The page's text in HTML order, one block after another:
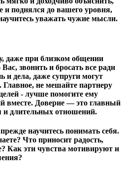
поднялся до вашего уровня,
уважать чужие мысли.
даже при близком общении
звонить и бросать все ради
и дела, даже супруги могут
не мешайте партнеру
- лучше помогите ему
вместе. Доверие — это главный
и длительных отношений.
научитесь понимать себя.
Что приносит радость,
Как эти чувства мотивируют и